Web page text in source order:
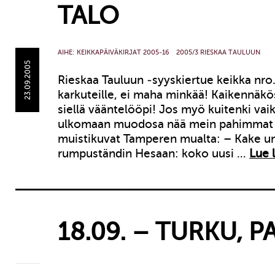
TALO
23.09.2005
AIHE: KEIKKAPÄIVÄKIRJAT 2005-16 2005/3 RIESKAA TAULUUN
Rieskaa Tauluun -syyskiertue keikka
karkuteille, ei maha minkää!
siellä vääntelööpi! Jos myö kuitenki
ulkomaan muodosa nää mein
muistikuvat Tamperen mualta: – Kake
rumpuständin Hesaan: koko uusi … Lue
18.09. – TURKU,